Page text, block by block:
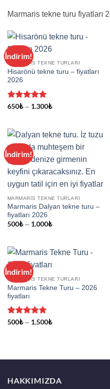
Marmaris tekne turu fiyatları
İndirim!
MARMARIS TEKNE TURLARI
Hisarönü tekne turu – fiyatları
2026
5 üzerinden
650₺ – 1.300₺Fiyat
1.300₺
İndirim!
MARMARIS TEKNE TURLARI
Marmaris Dalyan tekne turu –
fiyatları 2026
500₺ – 1.000₺Fiyat
1.000₺
İndirim!
MARMARIS TEKNE TURLARI
Marmaris Tekne Turu – 2026
fiyatları
5 üzerinden
500₺ – 1.500₺Fiyat
HAKKIMIZDA